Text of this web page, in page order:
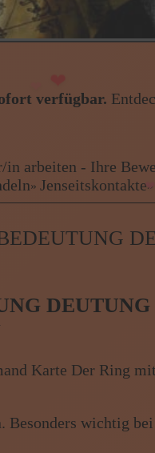
❤
verfügbar.
- Ihre Bewerbung
in arbeiten - Ihre
»Jenseitskontakte»
Karte Der Ring
Besonders wichtig